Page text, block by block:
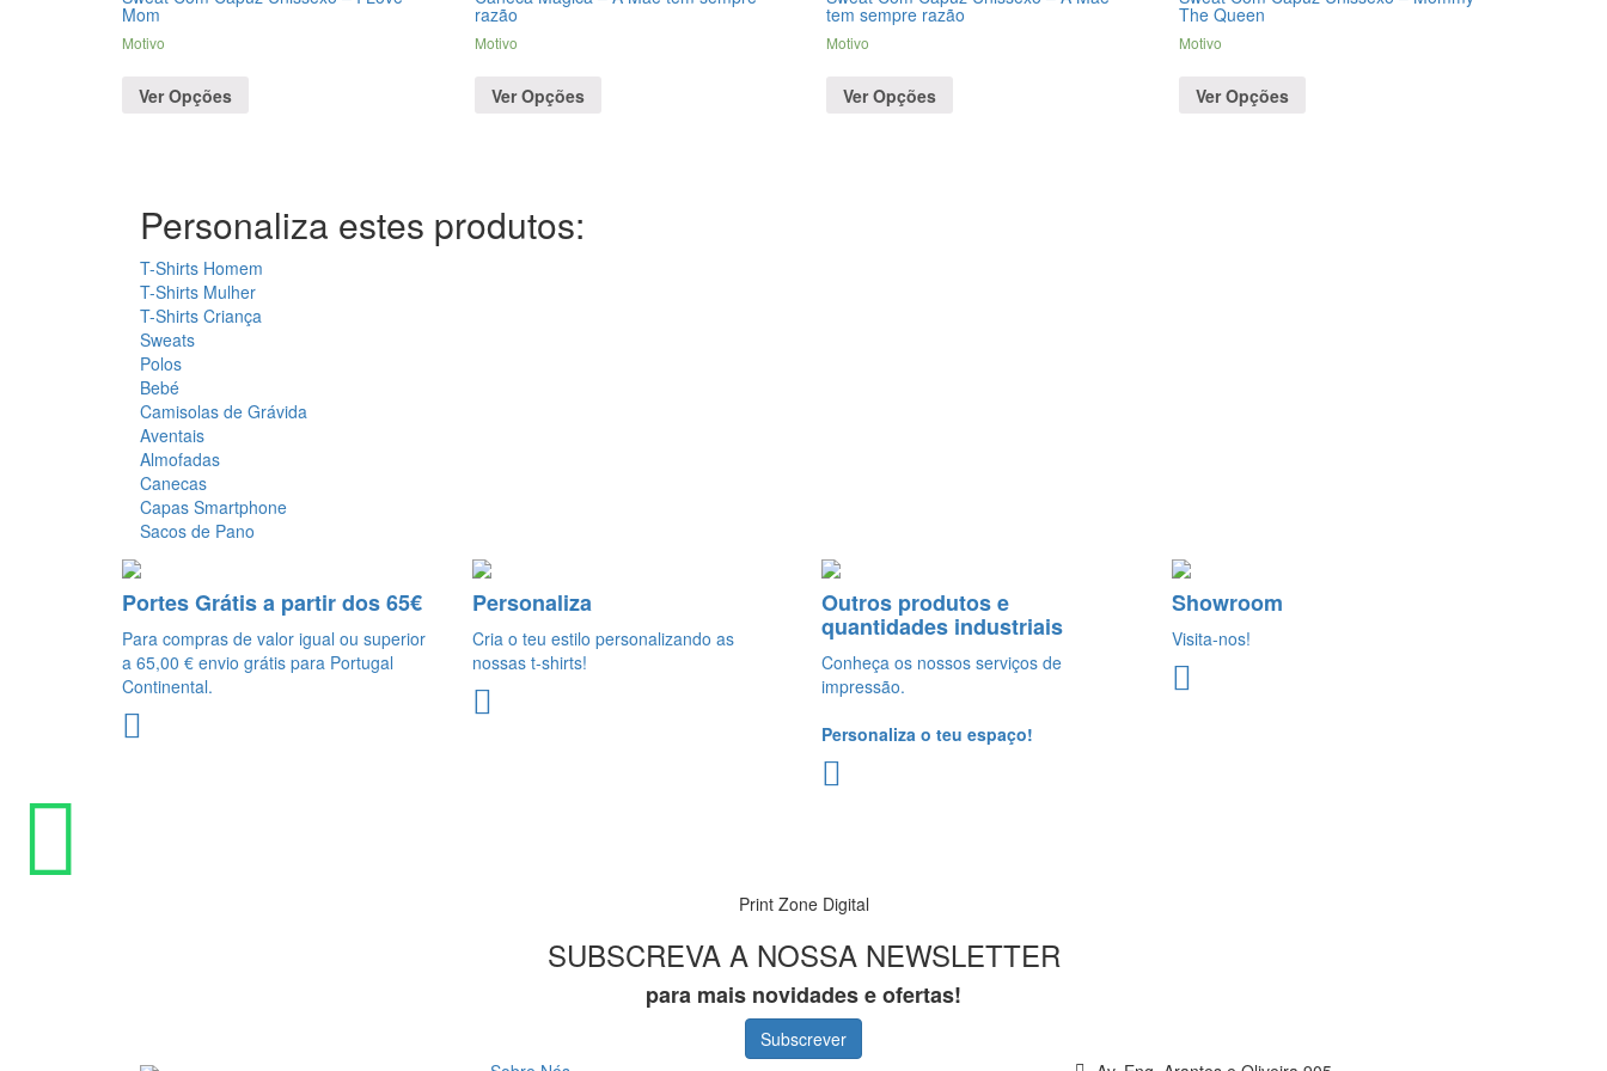
Mom
Motivo
Ver Opções
razão
Motivo
Ver Opções
tem sempre razão
Motivo
Ver Opções
The Queen
Motivo
Ver Opções
Personaliza estes produtos:
T-Shirts Homem
T-Shirts Mulher
T-Shirts Criança
Sweats
Polos
Bebé
Camisolas de Grávida
Aventais
Almofadas
Canecas
Capas Smartphone
Sacos de Pano
Portes Grátis a partir dos 65€
Para compras de valor igual ou superior
a 65,00 € envio grátis para Portugal
Continental.
Personaliza
Cria o teu estilo personalizando as
nossas t-shirts!
Outros produtos e
quantidades industriais
Conheça os nossos serviços de
impressão.
Personaliza o teu espaço!
Showroom
Visita-nos!
Print Zone Digital
SUBSCREVA A NOSSA NEWSLETTER
para mais novidades e ofertas!
Subscrever